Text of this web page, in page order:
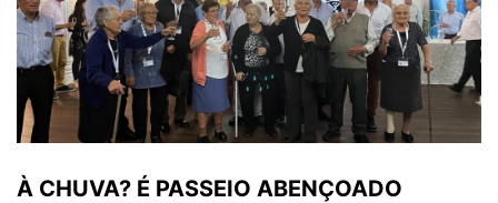
À CHUVA? É PASSEIO ABENÇOADO